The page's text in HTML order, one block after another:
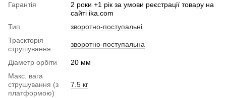
Гарантія
2 роки +1 рік за умови реєстрації товару на
сайті ika.com
Тип
зворотно-поступальні
Траєкторія
струшування
зворотно-поступальна
Діаметр орбіти
20 мм
Макс. вага
струшування (з
платформою)
7.5 кг